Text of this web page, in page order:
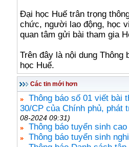
Đại học Huế trân trọng
chức, người lao động, học
quan tâm gửi bài tham gia
Trên đây là nội dung Thông
học Huế.
Các tin mới hơn
Thông báo số 01 viết bài
30/CP của Chính phủ, phát
08-2024 09:31)
Thông báo tuyển sinh
Thông báo tuyển sinh